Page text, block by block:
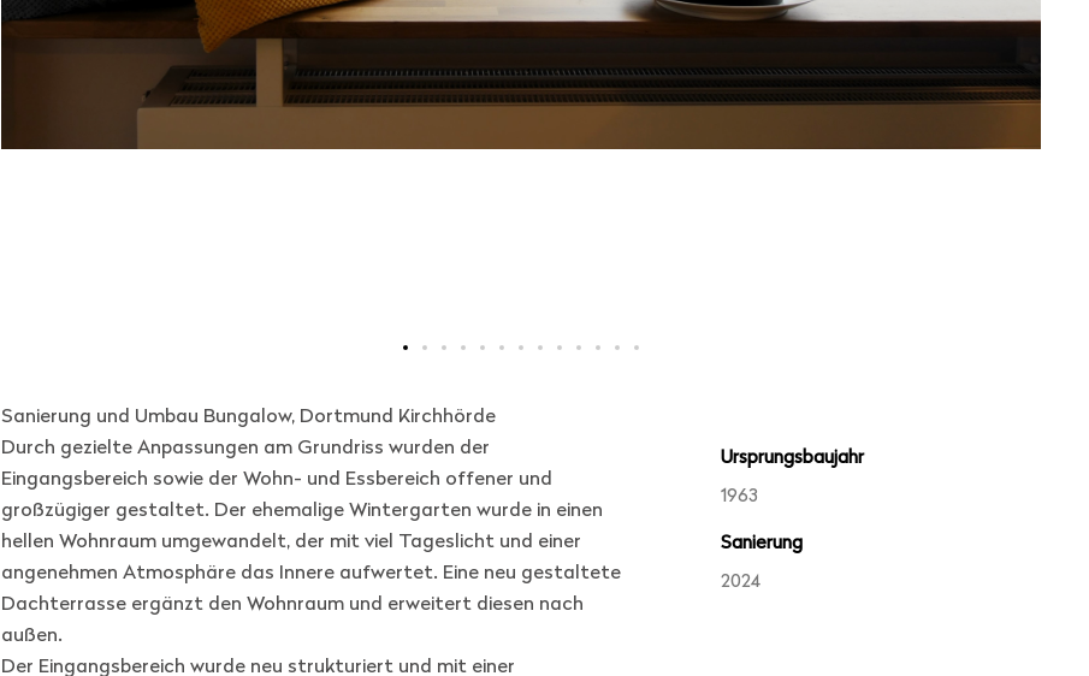
Sanierung und Umbau Bungalow, Dortmund Kirchhörde
Durch gezielte Anpassungen am Grundriss wurden der
Eingangsbereich sowie der Wohn- und Essbereich offener und
großzügiger gestaltet. Der ehemalige Wintergarten wurde in einen
hellen Wohnraum umgewandelt, der mit viel Tageslicht und einer
angenehmen Atmosphäre das Innere aufwertet. Eine neu gestaltete
Dachterrasse ergänzt den Wohnraum und erweitert diesen nach
außen.
Der Eingangsbereich wurde neu strukturiert und mit einer
Ursprungsbaujahr
1963
Sanierung
2024